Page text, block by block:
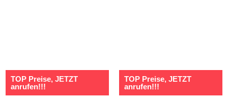
TOP Preise, JETZT
anrufen!!!
TOP Preise, JETZT
anrufen!!!